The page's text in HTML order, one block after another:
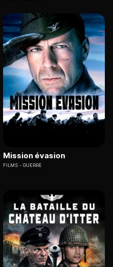
Mission évasion
FILMS GUERRE